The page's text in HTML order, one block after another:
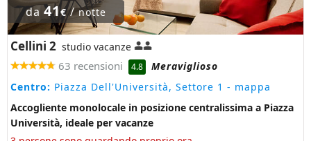
da 41€/notte
Cellini 2 studio vacanze
63 recensioni 4.8
Meraviglioso
Centro: Piazza Dell'Università, Settore 1 - mappa
Accogliente monolocale in posizione centralissima a Piazza
Università, ideale per vacanze